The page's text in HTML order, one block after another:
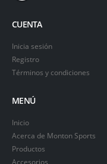
CUENTA
Inicia sesión
Registro
Términos y condiciones
MENÚ
Inicio
Acerca de Monton Sports
Productos
Accesorios